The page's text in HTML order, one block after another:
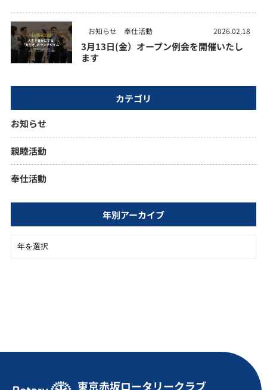
お知らせ 奉仕活動 2026.02.18
3月13日(金）オープン例会を開催いたし
ます
カテゴリ
お知らせ
親睦活動
奉仕活動
年別アーカイブ
東京赤坂ロータリークラブ